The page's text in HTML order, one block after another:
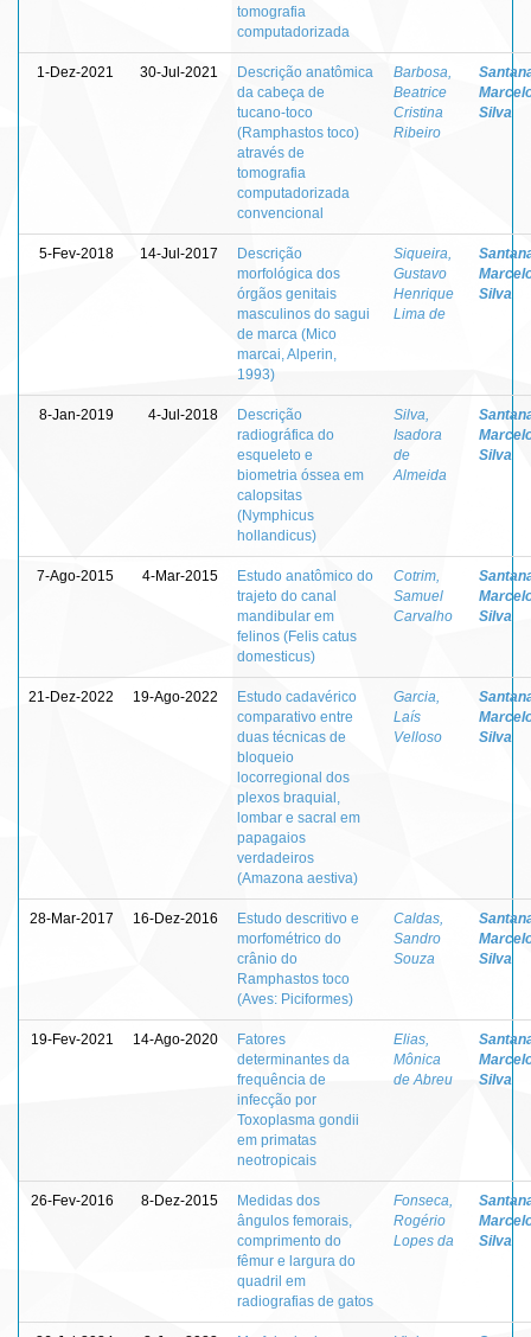
tomografia
computadorizada
1-Dez-2021 30-Jul-2021
Descrição anatômica
da cabeça de
tucano-toco
(Ramphastos toco)
através de
tomografia
computadorizada
convencional
Barbosa,
Beatrice
Cristina
Ribeiro
Silva
5-Fev-2018 14-Jul-2017
Descrição
morfológica dos
órgãos genitais
masculinos do sagui
de marca (Mico
marcai, Alperin,
1993)
Siqueira,
Gustavo
Henrique
Lima de
Silva
8-Jan-2019 4-Jul-2018
Descrição
radiográfica do
esqueleto e
biometria óssea em
calopsitas
(Nymphicus
hollandicus)
Silva,
Isadora
de
Almeida
Silva
7-Ago-2015 4-Mar-2015
Estudo anatômico do
trajeto do canal
mandibular em
felinos (Felis catus
domesticus)
Cotrim,
Samuel
Carvalho
Silva
21-Dez-2022 19-Ago-2022
Estudo cadavérico
comparativo entre
duas técnicas de
bloqueio
locorregional dos
plexos braquial,
lombar e sacral em
papagaios
verdadeiros
(Amazona aestiva)
Garcia,
Laís
Velloso
Silva
28-Mar-2017 16-Dez-2016
Estudo descritivo e
morfométrico do
crânio do
Ramphastos toco
(Aves: Piciformes)
Caldas,
Sandro
Souza
Silva
19-Fev-2021 14-Ago-2020
Fatores
determinantes da
frequência de
infecção por
Toxoplasma gondii
em primatas
neotropicais
Elias,
Mônica
de Abreu
Silva
26-Fev-2016 8-Dez-2015
Medidas dos
ângulos femorais,
comprimento do
fêmur e largura do
quadril em
radiografias de gatos
Fonseca,
Rogério
Lopes da
Silva